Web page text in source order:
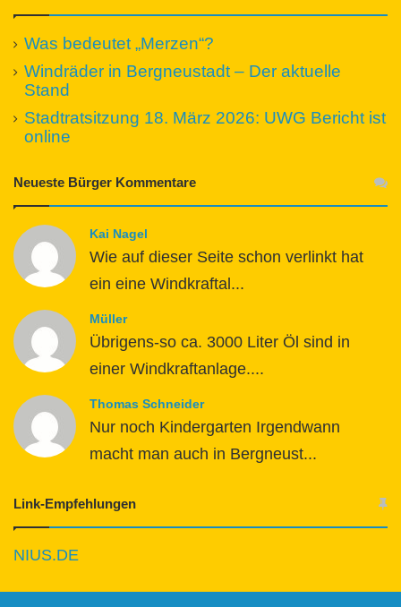
Was bedeutet „Merzen“?
Windräder in Bergneustadt – Der aktuelle
Stand
Stadtratsitzung 18. März 2026: UWG Bericht ist
online
Neueste Bürger Kommentare
Kai Nagel
Wie auf dieser Seite schon verlinkt hat
ein eine Windkraftal...
Müller
Übrigens-so ca. 3000 Liter Öl sind in
einer Windkraftanlage....
Thomas Schneider
Nur noch Kindergarten Irgendwann
macht man auch in Bergneust...
Link-Empfehlungen
NIUS.DE